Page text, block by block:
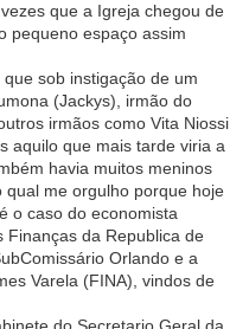
que a Igreja chegou de
pequeno espaço assim
sob instigação de um
(Jackys), irmão do
irmãos como Vita Niossi
aquilo que mais tarde viria a
havia muitos meninos
qual me orgulho porque hoje
o caso do economista
Finanças da Republica de
Orlando e a
Varela (FINA), vindos de